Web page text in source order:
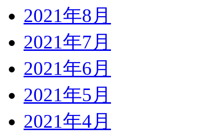
2021年8月
2021年7月
2021年6月
2021年5月
2021年4月